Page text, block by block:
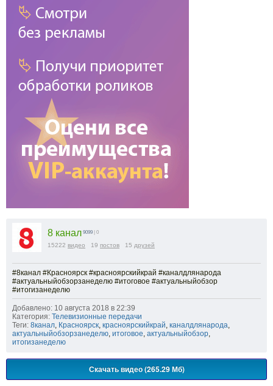
8 канал 9099 | 0
15222 видео 19 постов 15 друзей
#8канал #Красноярск #красноярскийкрай #каналдлянарода
#актуальныйобзорзанеделю #итоговое #актуальныйобзор
#итогизанеделю
Добавлено: 10 августа 2018 в 22:39
Категория: Телевизионные передачи
Теги: 8канал, Красноярск, красноярскийкрай, каналдлянарода,
актуальныйобзорзанеделю, итоговое, актуальныйобзор,
итогизанеделю
Скачать видео (265.29 Мб)